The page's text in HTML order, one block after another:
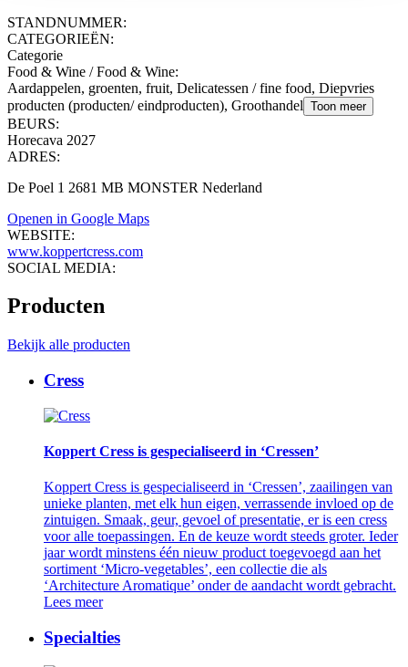
STANDNUMMER:
CATEGORIEËN:
Categorie
Food & Wine / Food & Wine:
Aardappelen, groenten, fruit, Delicatessen / fine food, Diepvries
producten (producten/ eindproducten), Groothandel Toon meer
BEURS:
Horecava 2027
ADRES:
De Poel 1 2681 MB MONSTER Nederland
Openen in Google Maps
WEBSITE:
www.koppertcress.com
SOCIAL MEDIA:
Producten
Bekijk alle producten
Cress
Koppert Cress is gespecialiseerd in ‘Cressen’
Koppert Cress is gespecialiseerd in ‘Cressen’, zaailingen van
unieke planten, met elk hun eigen, verrassende invloed op de
zintuigen. Smaak, geur, gevoel of presentatie, er is een cress
voor alle toepassingen. En de keuze wordt steeds groter. Ieder
jaar wordt minstens één nieuw product toegevoegd aan het
sortiment ‘Micro-vegetables’, een collectie die als
‘Architecture Aromatique’ onder de aandacht wordt gebracht.
Lees meer
Specialties